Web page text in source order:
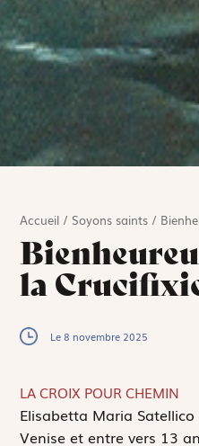
Accueil / Soyons saints /
la
Le 8 novembre 2025
LA CROIX POUR CHEMIN
Elisabetta Maria
Venise et entre vers 13